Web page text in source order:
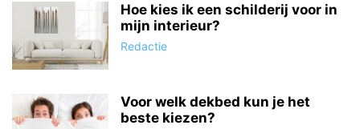
Hoe kies ik een schilderij voor in
mijn interieur?
Redactie
Voor welk dekbed kun je het
beste kiezen?